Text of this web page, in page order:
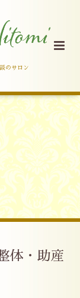
のサロン
体・助産